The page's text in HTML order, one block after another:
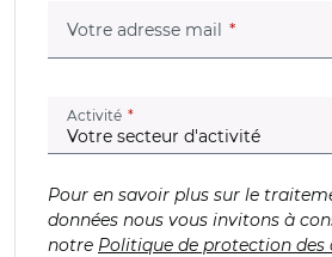
Votre adresse mail (champ
Activité (champ obligatoire)
Pour en savoir plus sur le
données nous vous invitons à
notre Politique de protection des